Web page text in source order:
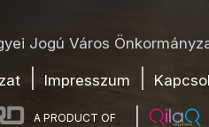
Jogú Város
Impresszum
A PRODUCT OF